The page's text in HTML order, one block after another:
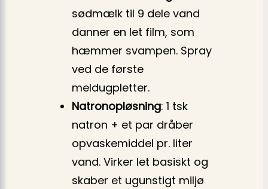
sødmælk til 9 dele vand
danner en let film, som
hæmmer svampen. Spray
ved de første
meldugpletter.
Natronopløsning: 1 tsk
natron + et par dråber
opvaskemiddel pr. liter
vand. Virker let basiskt og
skaber et ugunstigt miljø